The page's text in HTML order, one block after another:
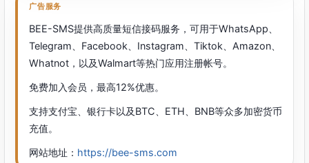
广告服务
BEE-SMS提供高质量短信接码服务，可用于WhatsApp、
Telegram、Facebook、Instagram、Tiktok、Amazon、
Whatnot，以及Walmart等热门应用注册帐号。
免费加入会员，最高12%优惠。
支持支付宝、银行卡以及BTC、ETH、BNB等众多加密货币
充值。
网站地址： https://bee-sms.com